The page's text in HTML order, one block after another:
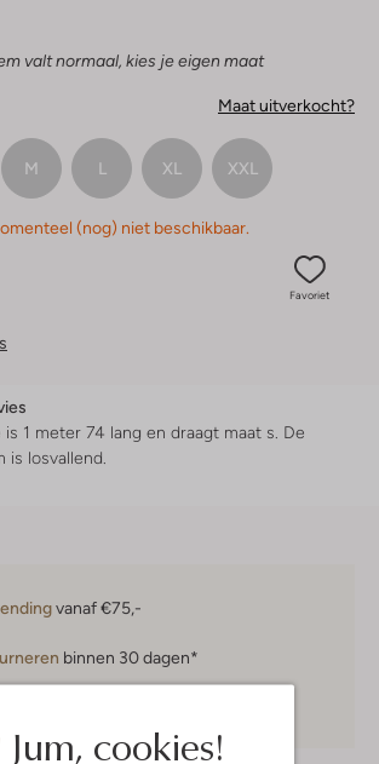
Jum, cookies!
valt normaal, kies je eigen maat
Maat uitverkocht?
M L XL XXL
(nog) niet beschikbaar.
Favoriet
is 1 meter 74 lang en draagt maat s. De
is losvallend
vanaf €75,-
binnen 30 dagen*